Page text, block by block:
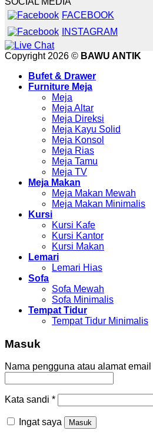
FACEBOOK
INSTAGRAM
Copyright 2026 © BAWU ANTIK
Bufet & Drawer
Furniture Meja
Meja
Meja Altar
Meja Direksi
Meja Kayu Solid
Meja Konsol
Meja Rias
Meja Tamu
Meja TV
Meja Makan
Meja Makan Mewah
Meja Makan Minimalis
Kursi
Kursi Kafe
Kursi Kantor
Kursi Makan
Lemari
Lemari Hias
Sofa
Sofa Mewah
Sofa Minimalis
Tempat Tidur
Tempat Tidur Minimalis
Masuk
Nama pengguna atau alamat email
Kata sandi *
Ingat saya Masuk